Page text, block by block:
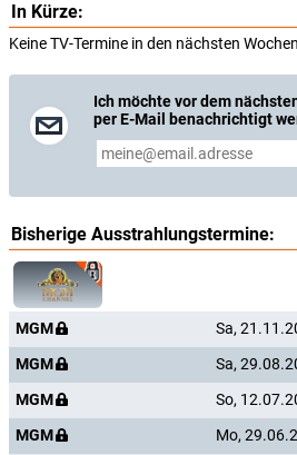
In Kürze:
Keine TV-Termine in den nächsten
Ich möchte vor dem
per E-Mail benachrichtigt
Bisherige Ausstrahlungstermine:
MGM Sa,
MGM
Sa,
MGM
So,
MGM
Mo,